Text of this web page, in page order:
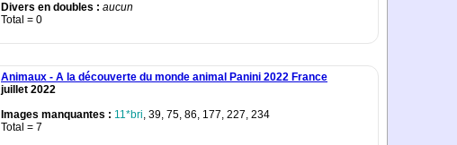
Divers en doubles : aucun
Total = 0
Animaux - A la découverte du monde animal Panini 2022 France
juillet 2022
Images manquantes : 11*bri, 39, 75, 86, 177, 227, 234
Total = 7